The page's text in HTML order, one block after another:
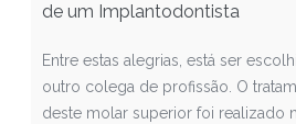
de um Implantodontista
Entre estas alegrias, está ser
outro colega de profissão. O
deste molar superior foi realizado